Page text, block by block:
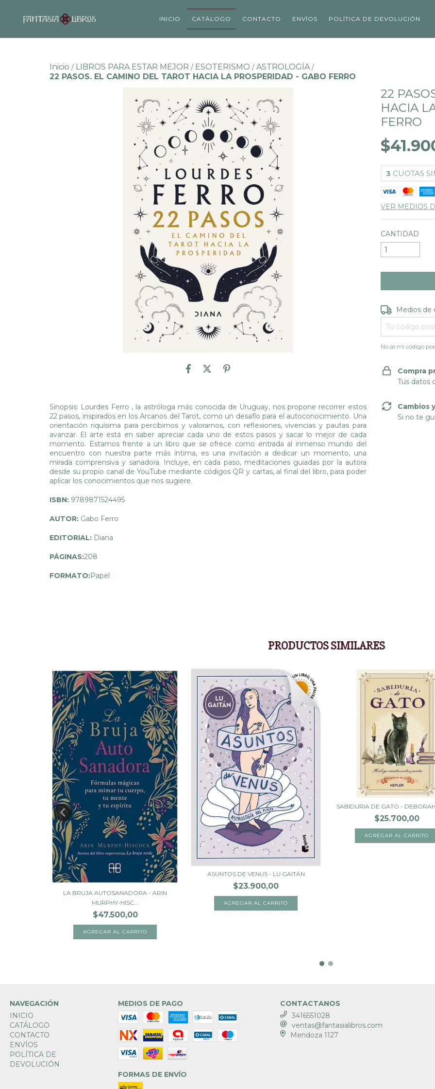
INICIO CATÁLOGO CONTACTO ENVÍOS POLÍTICA DE DEVOLUCIÓN
Inicio / LIBROS PARA ESTAR MEJOR / ESOTERISMO / ASTROLOGÍA /
22 PASOS. EL CAMINO DEL TAROT HACIA LA PROSPERIDAD - GABO FERRO
Sinopsis: Lourdes Ferro , la astróloga más conocida de Uruguay, nos propone recorrer estos
22 pasos, inspirados en los Arcanos del Tarot, como un desafío para el autoconocimiento. Una
orientación riquísima para percibirnos y valorarnos, con reflexiones, vivencias y pautas para
avanzar. El arte está en saber apreciar cada uno de estos pasos y sacar lo mejor de cada
momento. Estamos frente a un libro que se ofrece como entrada al inmenso mundo del
encuentro con nuestra parte más íntima, es una invitación a dedicar un momento, una
mirada comprensiva y sanadora. Incluye, en cada paso, meditaciones guiadas por la autora
desde su propio canal de YouTube mediante códigos QR y cartas, al final del libro, para poder
aplicar los conocimientos que nos sugiere.
ISBN: 9789871524495
AUTOR: Gabo Ferro
EDITORIAL: Diana
PÁGINAS:208
FORMATO:Papel
22
HACIA
FERRO
3 CUOTAS
VER MEDIOS
CANTIDAD
Entregas para
Medios de
No sé mi código
Compra
Tus datos
Cambios
Si no te
PRODUCTOS SIMILARES
LA BRUJA AUTOSANADORA - ARIN
MURPHY-HISC...
$47.500,00
ASUNTOS DE VENUS - LU GAITÁN
$23.900,00
SABIDURIA DE GATO -
$25.700,00
NAVEGACIÓN
INICIO
CATÁLOGO
CONTACTO
ENVÍOS
POLÍTICA DE
DEVOLUCIÓN
MEDIOS DE PAGO
FORMAS DE ENVÍO
CONTACTANOS
3416551028
ventas@fantasialibros.com
Mendoza 1127